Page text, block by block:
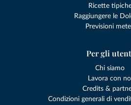
Ricette
Raggiungere le
Previsioni
Per gli
Chi siamo
Lavora con
Credits &
Condizioni generali di